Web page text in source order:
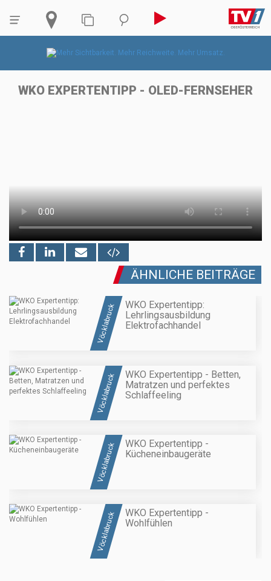
WKO EXPERTENTIPP - OLED-FERNSEHER
ÄHNLICHE BEITRÄGE
Vöcklabruck
WKO Expertentipp:
Lehrlingsausbildung
Elektrofachhandel
Vöcklabruck
WKO Expertentipp - Betten,
Matratzen und perfektes
Schlaffeeling
Vöcklabruck
WKO Expertentipp -
Kücheneinbaugeräte
Vöcklabruck
WKO Expertentipp -
Wohlfühlen